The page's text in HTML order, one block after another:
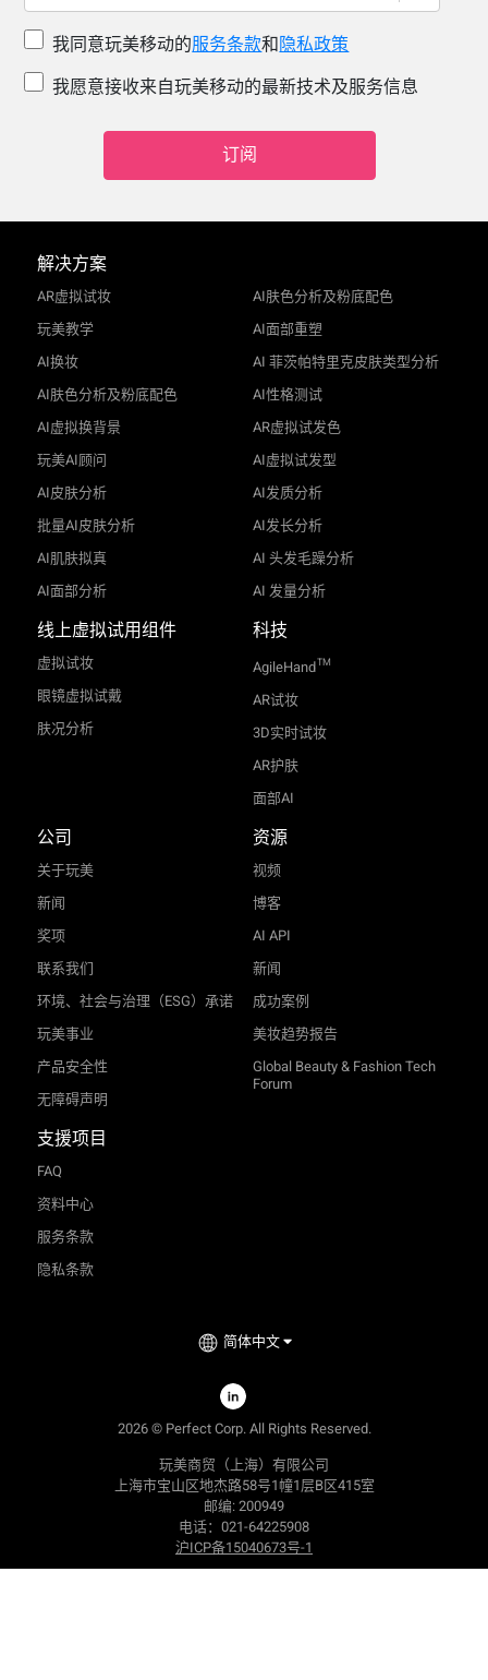
我同意玩美移动的服务条款和隐私政策
我愿意接收来自玩美移动的最新技术及服务信息
订阅
解决方案
AR虚拟试妆
玩美教学
AI换妆
AI肤色分析及粉底配色
AI虚拟换背景
玩美AI顾问
AI皮肤分析
批量AI皮肤分析
AI肌肤拟真
AI面部分析
AI肤色分析及粉底配色
AI面部重塑
AI 菲茨帕特里克皮肤类型分析
AI性格测试
AR虚拟试发色
AI虚拟试发型
AI发质分析
AI发长分析
AI 头发毛躁分析
AI 发量分析
线上虚拟试用组件
虚拟试妆
眼镜虚拟试戴
肤况分析
科技
AgileHandTM
AR试妆
3D实时试妆
AR护肤
面部AI
公司
关于玩美
新闻
奖项
联系我们
环境、社会与治理（ESG）承诺
玩美事业
产品安全性
无障碍声明
资源
视频
博客
AI API
新闻
成功案例
美妆趋势报告
Global Beauty & Fashion Tech
Forum
支援项目
FAQ
资料中心
服务条款
隐私条款
简体中文
2026© Perfect Corp. All Rights Reserved.
玩美商贸（上海）有限公司
上海市宝山区地杰路58号1幢1层B区415室
邮编: 200949
电话：021-64225908
沪ICP备15040673号-1